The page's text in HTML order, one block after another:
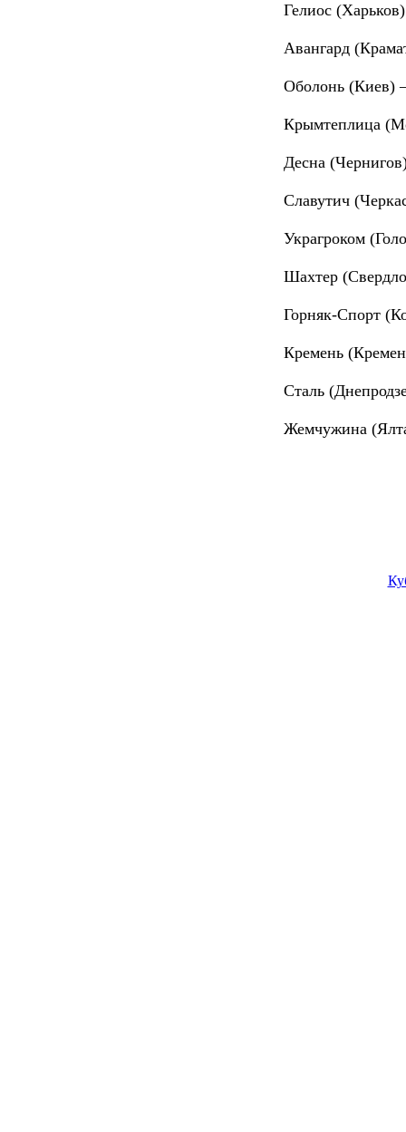
Гелиос
Авангард
Оболонь (Киев)
Крымтеплица
Десна
Славутич
Украгроком
Шахтер
Горняк-Спорт
Кремень
Сталь
Жемчужина